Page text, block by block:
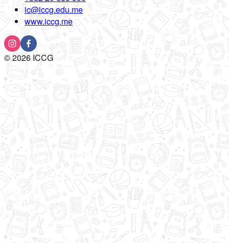
ic@iccg.edu.me
www.iccg.me
©2026ICCG